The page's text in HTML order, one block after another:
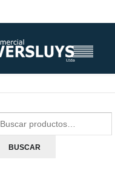
BUSCAR